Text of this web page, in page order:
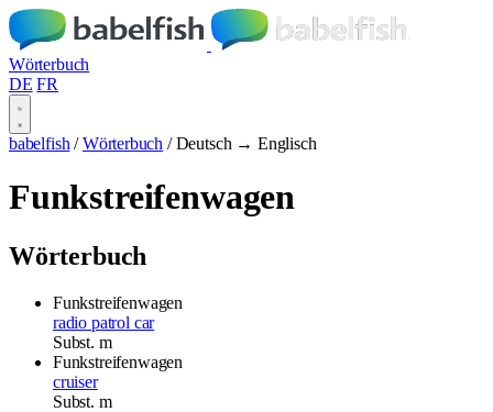
Wörterbuch
DE FR
babelfish / Wörterbuch / Deutsch → Englisch
Funkstreifenwagen
Wörterbuch
Funkstreifenwagen
radio patrol car
Subst. m
Funkstreifenwagen
cruiser
Subst. m